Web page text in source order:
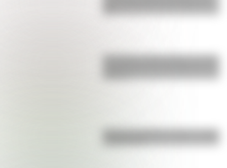
San Martín y Simón Bolívar: así fue
Bandera de Bolivia: historia, origen